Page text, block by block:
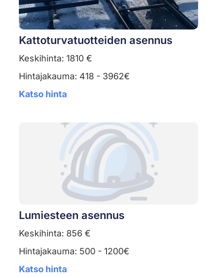
Kattoturvatuotteiden asennus
Keskihinta: 1810 €
Hintajakauma: 418 - 3962€
Katso hinta
Lumiesteen asennus
Keskihinta: 856 €
Hintajakauma: 500 - 1200€
Katso hinta